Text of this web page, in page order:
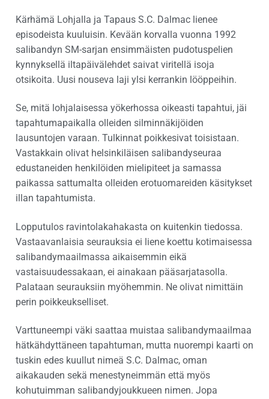
Kärhämä Lohjalla ja Tapaus S.C. Dalmac lienee
episodeista kuuluisin. Kevään korvalla vuonna 1992
salibandyn SM-sarjan ensimmäisten pudotuspelien
kynnyksellä iltapäivälehdet saivat viritellä isoja
otsikoita. Uusi nouseva laji ylsi kerrankin lööppeihin.
Se, mitä lohjalaisessa yökerhossa oikeasti tapahtui, jäi
tapahtumapaikalla olleiden silminnäkijöiden
lausuntojen varaan. Tulkinnat poikkesivat toisistaan.
Vastakkain olivat helsinkiläisen salibandyseuraa
edustaneiden henkilöiden mielipiteet ja samassa
paikassa sattumalta olleiden erotuomareiden käsitykset
illan tapahtumista.
Lopputulos ravintolakahakasta on kuitenkin tiedossa.
Vastaavanlaisia seurauksia ei liene koettu kotimaisessa
salibandymaailmassa aikaisemmin eikä
vastaisuudessakaan, ei ainakaan pääsarjatasolla.
Palataan seurauksiin myöhemmin. Ne olivat nimittäin
perin poikkeukselliset.
Varttuneempi väki saattaa muistaa salibandymaailmaa
hätkähdyttäneen tapahtuman, mutta nuorempi kaarti on
tuskin edes kuullut nimeä S.C. Dalmac, oman
aikakauden sekä menestyneimmän että myös
kohutuimman salibandyjoukkueen nimen. Jopa